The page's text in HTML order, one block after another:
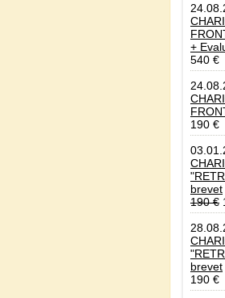
+
540 €
190 €
brevet
190 €
brevet
190 €